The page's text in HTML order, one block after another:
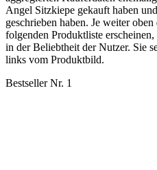
Angel Sitzkiepe gekauft haben
geschrieben haben. Je weiter
folgenden Produktliste
in der Beliebtheit der Nutzer. Sie
links vom Produktbild.
Bestseller Nr. 1